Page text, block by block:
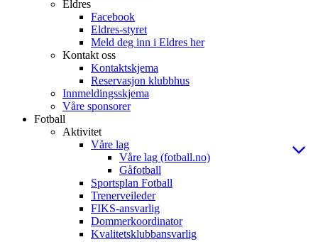
Eldres
Facebook
Eldres-styret
Meld deg inn i Eldres her
Kontakt oss
Kontaktskjema
Reservasjon klubbhus
Innmeldingsskjema
Våre sponsorer
Fotball
Aktivitet
Våre lag
Våre lag (fotball.no)
Gåfotball
Sportsplan Fotball
Trenerveileder
FIKS-ansvarlig
Dommerkoordinator
Kvalitetsklubbansvarlig